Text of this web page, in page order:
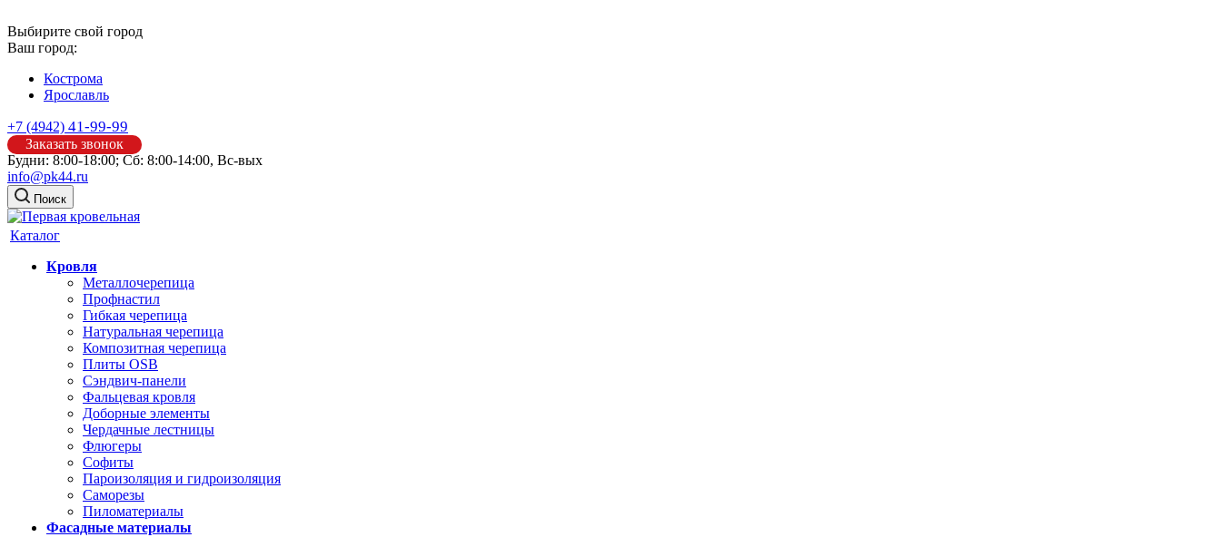
Выбирите свой город
Ваш город:
Кострома
Ярославль
+7 (4942) 41-99-99
Заказать звонок
Будни: 8:00-18:00; Сб: 8:00-14:00, Вс-вых
info@pk44.ru
Поиск
Каталог
Кровля
Металлочерепица
Профнастил
Гибкая черепица
Натуральная черепица
Композитная черепица
Плиты OSB
Сэндвич-панели
Фальцевая кровля
Доборные элементы
Чердачные лестницы
Флюгеры
Софиты
Пароизоляция и гидроизоляция
Саморезы
Пиломатериалы
Фасадные материалы